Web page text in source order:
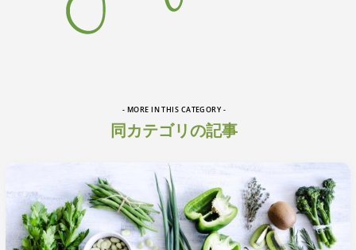
- MORE IN THIS CATEGORY -
同カテゴリの記事